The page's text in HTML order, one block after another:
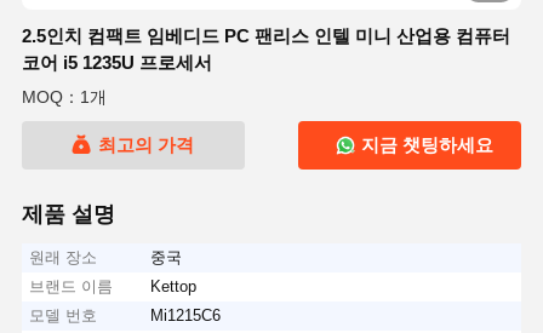
2.5인치 컴팩트 임베디드 PC 팬리스 인텔 미니 산업용 컴퓨터
코어 i5 1235U 프로세서
MOQ：1개
최고의 가격 지금 챗팅하세요
제품 설명
원래 장소
중국
브랜드 이름
Kettop
모델 번호
Mi1215C6